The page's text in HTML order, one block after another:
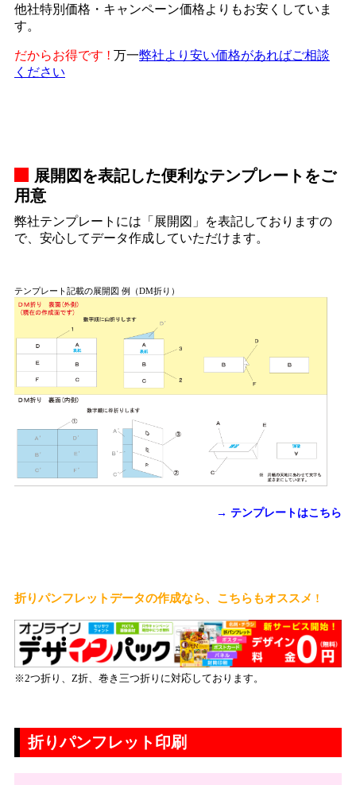
他社特別価格・キャンペーン価格よりもお安くしていま
す。
だからお得です ! 万一弊社より安い価格があればご相談
ください
展開図を表記した便利なテンプレートをご
用意
弊社テンプレートには「展開図」を表記しておりますの
で、安心してデータ作成していただけます。
テンプレート記載の展開図 例（DM折り）
→ テンプレートはこちら
折りパンフレットデータの作成なら、こちらもオススメ !
※2つ折り、Z折、巻き三つ折りに対応しております。
折りパンフレット印刷